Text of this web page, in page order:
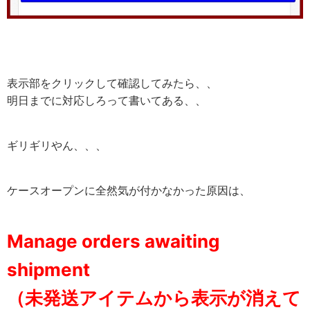
表示部をクリックして確認してみたら、、
明日までに対応しろって書いてある、、
ギリギリやん、、、
ケースオープンに全然気が付かなかった原因は、
Manage orders awaiting
shipment
（未発送アイテムから表示が消えて